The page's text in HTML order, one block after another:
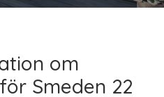
om
Smeden 22